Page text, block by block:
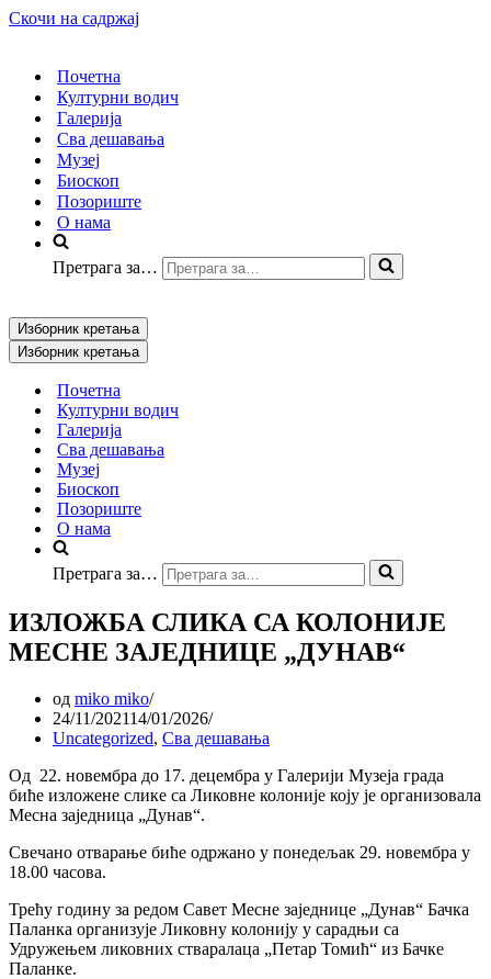
Скочи на садржај
Почетна
Културни водич
Галерија
Сва дешавања
Музеј
Биоскоп
Позориште
О нама
Претрага за…
Изборник кретања
Изборник кретања
Почетна
Културни водич
Галерија
Сва дешавања
Музеј
Биоскоп
Позориште
О нама
Претрага за…
ИЗЛОЖБА СЛИКА СА КОЛОНИЈЕ
МЕСНЕ ЗАЈЕДНИЦЕ „ДУНАВ“
од miko miko
24/11/202114/01/2026
Uncategorized, Сва дешавања
Од 22. новембра до 17. децембра у Галерији Музеја града
биће изложене слике са Ликовне колоније коју је организовала
Месна заједница „Дунав“.
Свечано отварање биће одржано у понедељак 29. новембра у
18.00 часова.
Трећу годину за редом Савет Месне заједнице „Дунав“ Бачка
Паланка организује Ликовну колонију у сарадњи са
Удружењем ликовних стваралаца „Петар Томић“ из Бачке
Паланке.